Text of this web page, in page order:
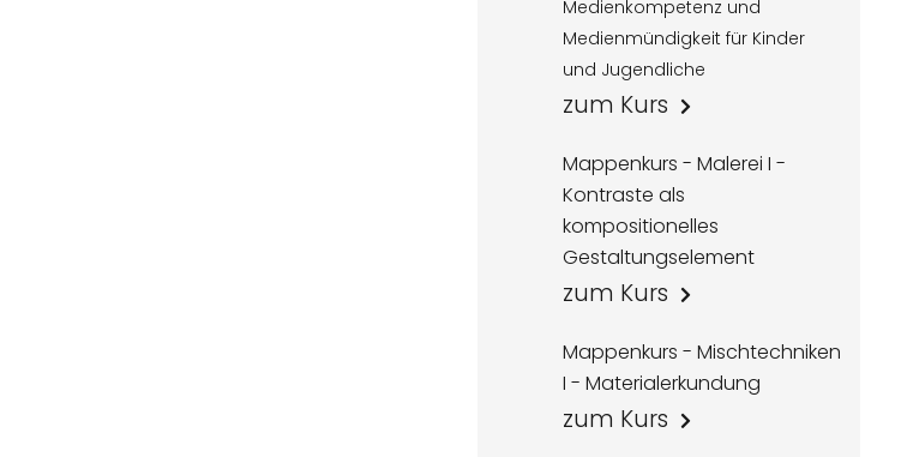
Medienkompetenz und
Medienmündigkeit für Kinder
und Jugendliche
zum Kurs
Mappenkurs - Malerei I -
Kontraste als
kompositionelles
Gestaltungselement
zum Kurs
Mappenkurs - Mischtechniken
I - Materialerkundung
zum Kurs